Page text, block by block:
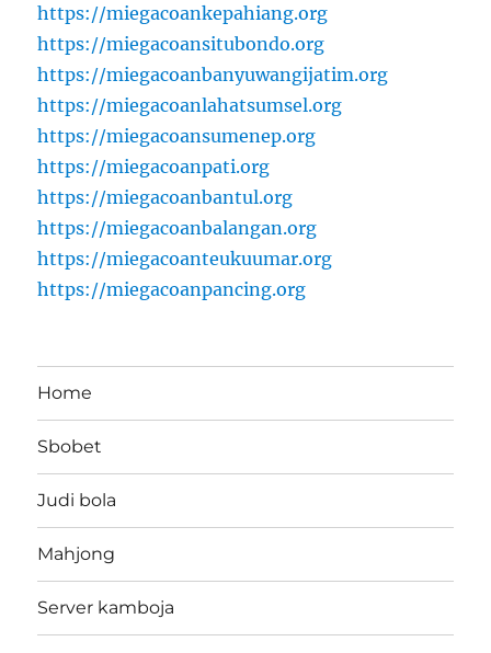
https://miegacoankepahiang.org
https://miegacoansitubondo.org
https://miegacoanbanyuwangijatim.org
https://miegacoanlahatsumsel.org
https://miegacoansumenep.org
https://miegacoanpati.org
https://miegacoanbantul.org
https://miegacoanbalangan.org
https://miegacoanteukuumar.org
https://miegacoanpancing.org
Home
Sbobet
Judi bola
Mahjong
Server kamboja